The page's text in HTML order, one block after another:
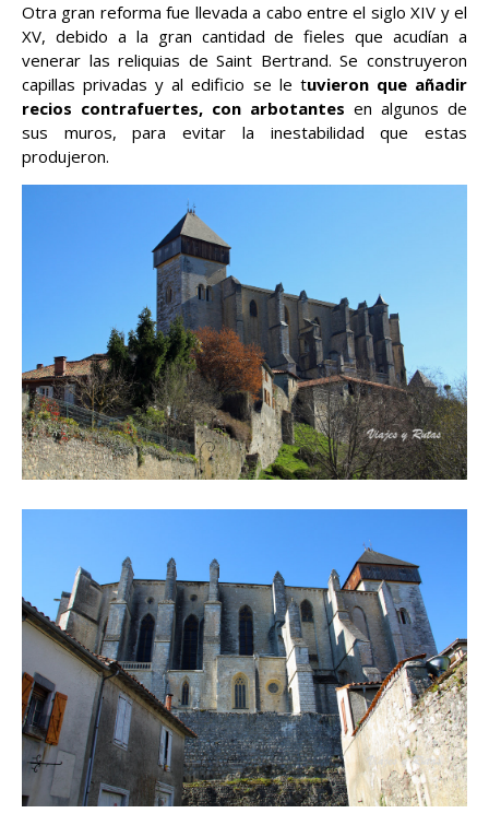
Otra gran reforma fue llevada a cabo entre el siglo XIV y el
XV, debido a la gran cantidad de fieles que acudían a
venerar las reliquias de Saint Bertrand. Se construyeron
capillas privadas y al edificio se le tuvieron que añadir
recios contrafuertes, con arbotantes en algunos de
sus muros, para evitar la inestabilidad que estas
produjeron.